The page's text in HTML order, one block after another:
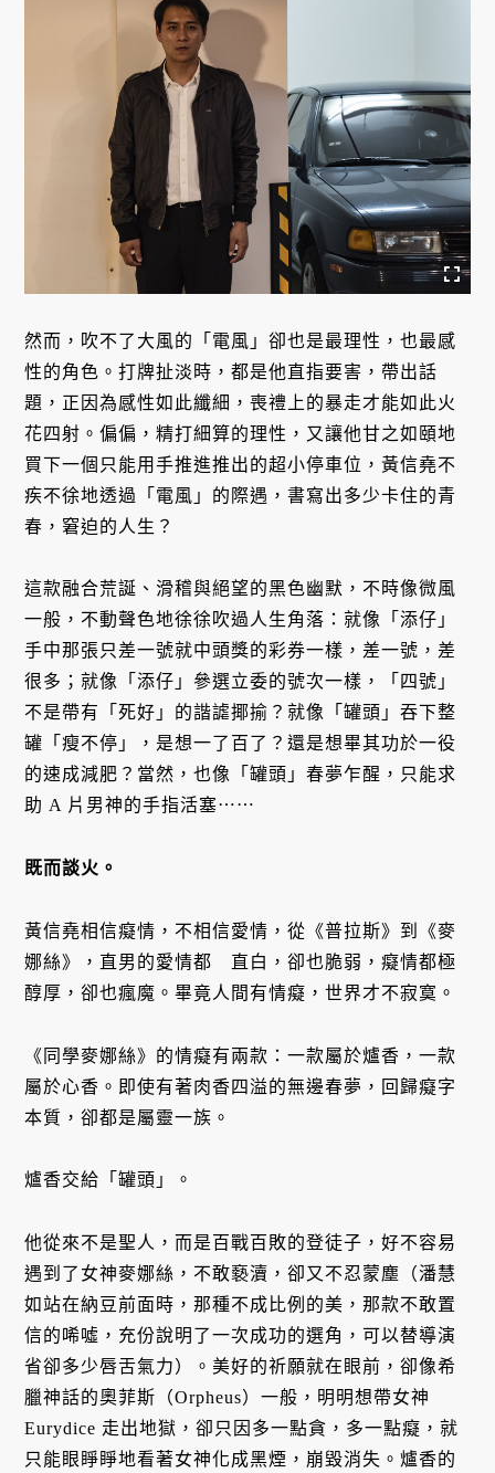
然而，吹不了大風的「電風」卻也是最理性，也最感
性的角色。打牌扯淡時，都是他直指要害，帶出話
題，正因為感性如此纖細，喪禮上的暴走才能如此火
花四射。偏偏，精打細算的理性，又讓他甘之如頤地
買下一個只能用手推進推出的超小停車位，黃信堯不
疾不徐地透過「電風」的際遇，書寫出多少卡住的青
春，窘迫的人生？
這款融合荒誕、滑稽與絕望的黑色幽默，不時像微風
一般，不動聲色地徐徐吹過人生角落：就像「添仔」
手中那張只差一號就中頭獎的彩券一樣，差一號，差
很多；就像「添仔」參選立委的號次一樣，「四號」
不是帶有「死好」的諧謔揶揄？就像「罐頭」吞下整
罐「瘦不停」，是想一了百了？還是想畢其功於一役
的速成減肥？當然，也像「罐頭」春夢乍醒，只能求
助 A 片男神的手指活塞⋯⋯
既而談火。
黃信堯相信癡情，不相信愛情，從《普拉斯》到《麥
娜絲》，直男的愛情都 直白，卻也脆弱，癡情都極
醇厚，卻也瘋魔。畢竟人間有情癡，世界才不寂寞。
《同學麥娜絲》的情癡有兩款：一款屬於爐香，一款
屬於心香。即使有著肉香四溢的無邊春夢，回歸癡字
本質，卻都是屬靈一族。
爐香交給「罐頭」。
他從來不是聖人，而是百戰百敗的登徒子，好不容易
遇到了女神麥娜絲，不敢褻瀆，卻又不忍蒙塵（潘慧
如站在納豆前面時，那種不成比例的美，那款不敢置
信的唏噓，充份說明了一次成功的選角，可以替導演
省卻多少唇舌氣力）。美好的祈願就在眼前，卻像希
臘神話的奧菲斯（Orpheus）一般，明明想帶女神
Eurydice 走出地獄，卻只因多一點貪，多一點癡，就
只能眼睜睜地看著女神化成黑煙，崩毀消失。爐香的